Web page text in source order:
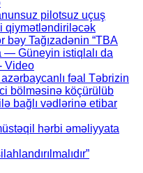
pilotsuz uçuş
qiymətləndiriləcək
bəy Tağızadənin “TBA
— Güneyin istiqlalı da
Video
fəal Təbrizin
bölməsinə köçürülüb
bağlı vədlərinə etibar
hərbi əməliyyata